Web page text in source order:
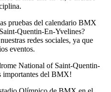
pruebas del calendario BMX
Quentin-En-Yvelines?
redes sociales, ya que
eventos.
National of Saint-Quentin-
importantes del BMX!